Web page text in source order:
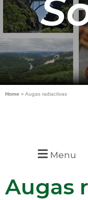
Home » Augas radiactivas
Menu
Augas